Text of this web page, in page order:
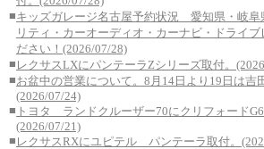
■キッズガレージ名古屋予約状況 愛知県・岐阜
リティ・カーオーディオ・カーナビ・ドライブ
ださい！(2026/07/28)
■ レクサスLXにパンテーラZシリーズ取付。
■お盆中の営業について。8月14日より19日は吉
(2026/07/24)
■ トヨタ ランドクルーザー70にクリフォードG6
(2026/07/21)
■ レクサスRXにユピテル パンテーラ取付。